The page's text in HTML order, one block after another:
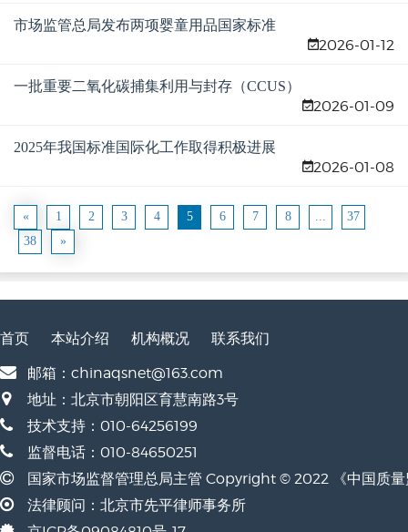
市场监管总局发布两项婴童用品国家标准
2026-01-12
一批重要二氧化碳捕集利用与封存（CCUS）
2026-01-09
2025年我国标准国际化工作取得积极进展
2026-01-08
« 1 2 3 4 5 6 7 8 ...
37
38
»
首页 本站介绍 机构概况
联系我们
邮箱：chinaqsnet@163.com
地址：北京市朝阳区育慧南路3号
技术支持：010-64256199
监督电话：010-84650251
国家市场监督管理总局主管 Copyright © 2022 《中国质
法律顾问：北京市先平律师事务所